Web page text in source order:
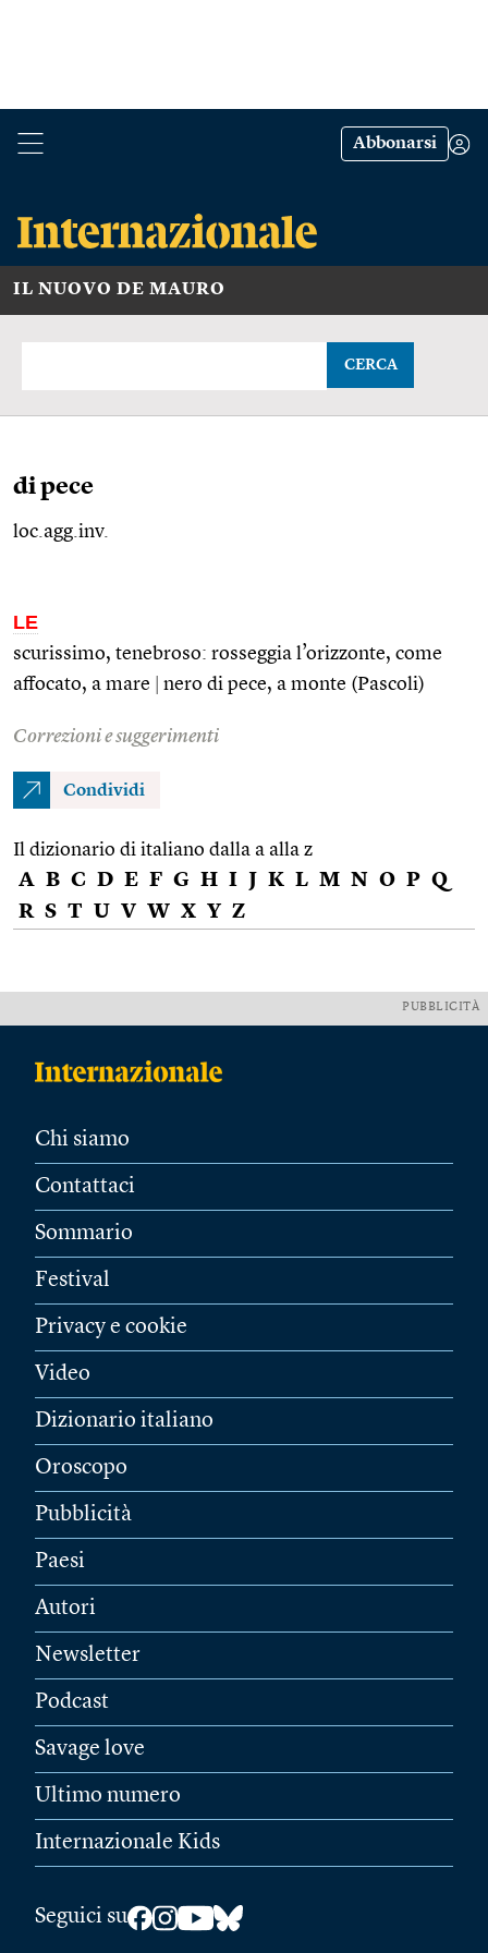
Abbonarsi
IL NUOVO DE MAURO
CERCA
di pece
loc.agg.inv.
LE
scurissimo, tenebroso: rosseggia l’orizzonte, come
affocato, a mare
nero di pece, a monte (Pascoli)
Correzioni e suggerimenti
Condividi
Il dizionario di italiano dalla a alla z
A B C D E F G H I J K L M N O P Q
R S T U V W X Y Z
PUBBLICITÀ
Chi siamo
Contattaci
Sommario
Festival
Privacy e cookie
Video
Dizionario italiano
Oroscopo
Pubblicità
Paesi
Autori
Newsletter
Podcast
Savage love
Ultimo numero
Internazionale Kids
Seguici su